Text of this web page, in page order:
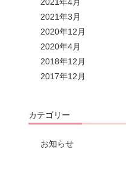
2021年4月
2021年3月
2020年12月
2020年4月
2018年12月
2017年12月
カテゴリー
お知らせ